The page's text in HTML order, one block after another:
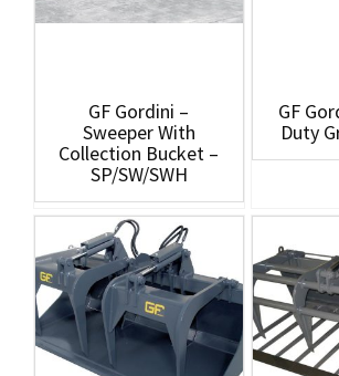
GF Gordini –
Sweeper With
Collection Bucket –
SP/SW/SWH
GF
Duty